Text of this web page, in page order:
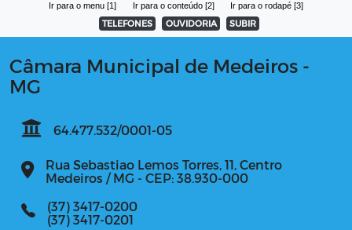
Ir para o menu [1] Ir para o conteúdo [2] Ir para o rodapé [3]
TELEFONES OUVIDORIA SUBIR
Câmara Municipal de Medeiros -
MG
64.477.532/0001-05
Rua Sebastiao Lemos Torres, 11, Centro
Medeiros / MG - CEP: 38.930-000
(37) 3417-0200
(37) 3417-0201